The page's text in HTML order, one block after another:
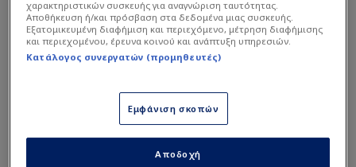
χαρακτηριστικών συσκευής για αναγνώριση ταυτότητας.
Αποθήκευση ή/και πρόσβαση στα δεδομένα μιας συσκευής.
Εξατομικευμένη διαφήμιση και περιεχόμενο, μέτρηση διαφήμισης
και περιεχομένου, έρευνα κοινού και ανάπτυξη υπηρεσιών.
Κατάλογος συνεργατών (προμηθευτές)
Εμφάνιση σκοπών
Αποδοχή